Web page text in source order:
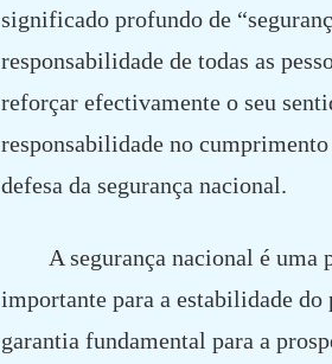
significado profundo de
responsabilidade de todas as
reforçar efectivamente o seu
responsabilidade no
defesa da segurança nacional.
A segurança nacional é uma
importante para a estabilidade do
garantia fundamental para a